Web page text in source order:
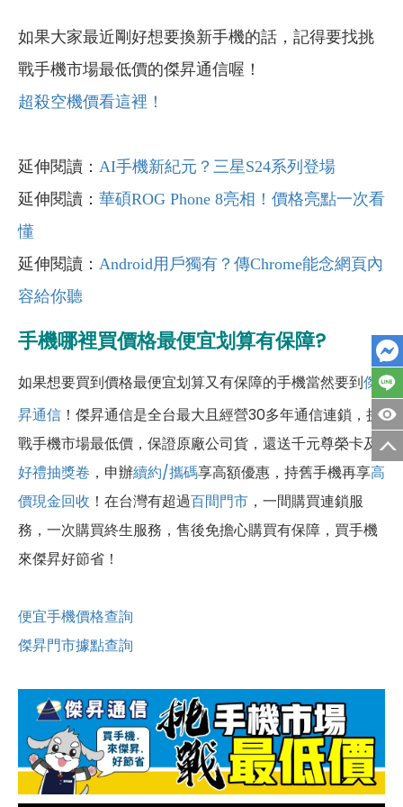
如果大家最近剛好想要換新手機的話，記得要找挑
戰手機市場最低價的傑昇通信喔！
超殺空機價看這裡！
延伸閱讀： AI手機新紀元？三星S24系列登場
延伸閱讀： 華碩ROG Phone 8亮相！價格亮點一次看
懂
延伸閱讀： Android用戶獨有？傳Chrome能念網頁內
容給你聽
手機哪裡買價格最便宜划算有保障?
如果想要買到價格最便宜划算又有保障的手機當然要到傑
昇通信 ！傑昇通信是全台最大且經營30多年通信連鎖，挑
戰手機市場最低價，保證原廠公司貨，還送千元尊榮卡及
好禮抽獎卷 ，申辦續約/攜碼享高額優惠，持舊手機再享高
價現金回收 ！ 在台灣有超過百間門市 ，一間購買連鎖服
務，一次購買終生服務，售後免擔心購買有保障，買手機
來傑昇好節省！
便宜手機價格查詢
傑昇門市據點查詢